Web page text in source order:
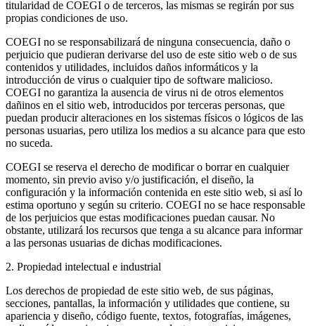
titularidad de COEGI o de terceros, las mismas se regirán por sus
propias condiciones de uso.
COEGI no se responsabilizará de ninguna consecuencia, daño o
perjuicio que pudieran derivarse del uso de este sitio web o de sus
contenidos y utilidades, incluidos daños informáticos y la
introducción de virus o cualquier tipo de software malicioso.
COEGI no garantiza la ausencia de virus ni de otros elementos
dañinos en el sitio web, introducidos por terceras personas, que
puedan producir alteraciones en los sistemas físicos o lógicos de las
personas usuarias, pero utiliza los medios a su alcance para que esto
no suceda.
COEGI se reserva el derecho de modificar o borrar en cualquier
momento, sin previo aviso y/o justificación, el diseño, la
configuración y la información contenida en este sitio web, si así lo
estima oportuno y según su criterio. COEGI no se hace responsable
de los perjuicios que estas modificaciones puedan causar. No
obstante, utilizará los recursos que tenga a su alcance para informar
a las personas usuarias de dichas modificaciones.
2. Propiedad intelectual e industrial
Los derechos de propiedad de este sitio web, de sus páginas,
secciones, pantallas, la información y utilidades que contiene, su
apariencia y diseño, código fuente, textos, fotografías, imágenes,